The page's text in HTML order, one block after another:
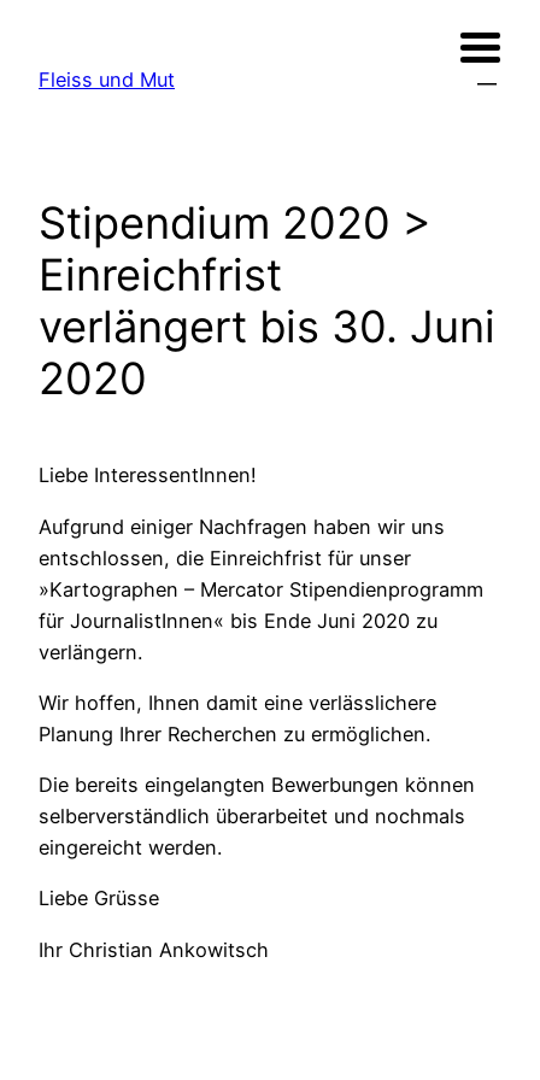
springen
Fleiss und Mut
Stipendium 2020 >
Einreichfrist
verlängert bis 30. Juni
2020
Liebe InteressentInnen!
Aufgrund einiger Nachfragen haben wir uns
entschlossen, die Einreichfrist für unser
»Kartographen – Mercator Stipendienprogramm
für JournalistInnen« bis Ende Juni 2020 zu
verlängern.
Wir hoffen, Ihnen damit eine verlässlichere
Planung Ihrer Recherchen zu ermöglichen.
Die bereits eingelangten Bewerbungen können
selberverständlich überarbeitet und nochmals
eingereicht werden.
Liebe Grüsse
Ihr Christian Ankowitsch